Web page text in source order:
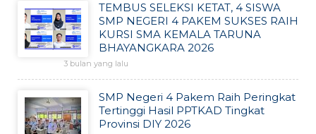
TEMBUS SELEKSI KETAT, 4 SISWA
SMP NEGERI 4 PAKEM SUKSES RAIH
KURSI SMA KEMALA TARUNA
BHAYANGKARA 2026
3 bulan yang lalu
SMP Negeri 4 Pakem Raih Peringkat
Tertinggi Hasil PPTKAD Tingkat
Provinsi DIY 2026